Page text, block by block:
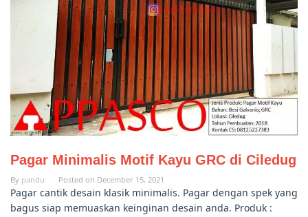
Pagar Minimalis Motif Kayu GRC di Ciledug
By pandu Posted on December 15, 2021
Pagar cantik desain klasik minimalis. Pagar dengan spek yang
bagus siap memuaskan keinginan desain anda. Produk :